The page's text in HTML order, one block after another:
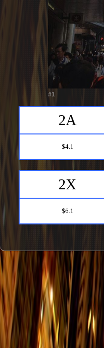
#1
2A
$4.1
2X
$6.1
14
$8.9
77
$7